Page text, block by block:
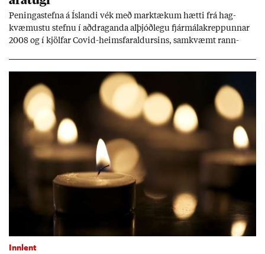
Pen­inga­stefna á Ís­landi vék með mark­tæk­um hætti frá hag­
kvæm­ustu stefnu í að­drag­anda al­þjóð­legu fjár­málakrepp­unn­ar
2008 og í kjöl­far Covid-heims­far­ald­urs­ins, sam­kvæmt rann­
Innlent